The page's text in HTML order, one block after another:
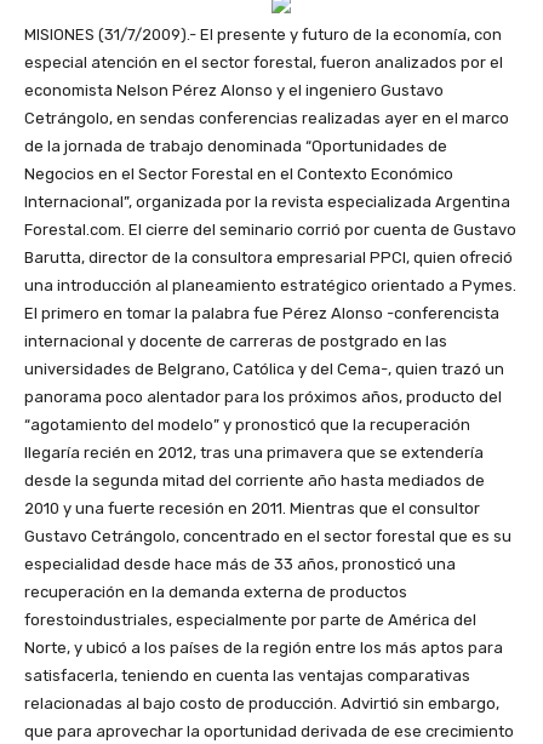
MISIONES (31/7/2009).- El presente y futuro de la economía, con
especial atención en el sector forestal, fueron analizados por el
economista Nelson Pérez Alonso y el ingeniero Gustavo
Cetrángolo, en sendas conferencias realizadas ayer en el marco
de la jornada de trabajo denominada “Oportunidades de
Negocios en el Sector Forestal en el Contexto Económico
Internacional”, organizada por la revista especializada Argentina
Forestal.com. El cierre del seminario corrió por cuenta de Gustavo
Barutta, director de la consultora empresarial PPCI, quien ofreció
una introducción al planeamiento estratégico orientado a Pymes.
El primero en tomar la palabra fue Pérez Alonso -conferencista
internacional y docente de carreras de postgrado en las
universidades de Belgrano, Católica y del Cema-, quien trazó un
panorama poco alentador para los próximos años, producto del
“agotamiento del modelo” y pronosticó que la recuperación
llegaría recién en 2012, tras una primavera que se extendería
desde la segunda mitad del corriente año hasta mediados de
2010 y una fuerte recesión en 2011. Mientras que el consultor
Gustavo Cetrángolo, concentrado en el sector forestal que es su
especialidad desde hace más de 33 años, pronosticó una
recuperación en la demanda externa de productos
forestoindustriales, especialmente por parte de América del
Norte, y ubicó a los países de la región entre los más aptos para
satisfacerla, teniendo en cuenta las ventajas comparativas
relacionadas al bajo costo de producción. Advirtió sin embargo,
que para aprovechar la oportunidad derivada de ese crecimiento